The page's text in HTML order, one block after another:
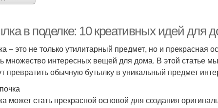
в поделке: 10 креативных идей для
– это не только утилитарный предмет, но и
множество интересных вещей для дома. В этой статье
превратить обычную бутылку в уникальный предмет
может стать прекрасной основой для создания